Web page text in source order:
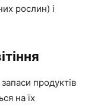
рослин) і
продуктів
на їх